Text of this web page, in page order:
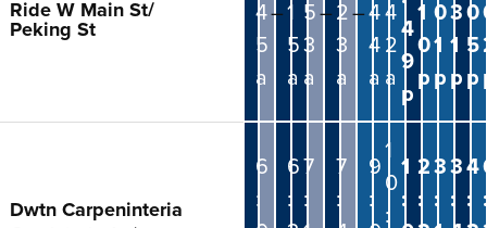
Ride W Main St/
Peking St
4
5
a
–1
5
a
5
3
a
–2
3
a
–4
4
a
4
2
a
4
9
p
1
0
p
0
1
p
3
1
p
0
5
p
Dwtn Carpeninteria
6
:
6
:
7
:
7
:
9
:
1
0
:
1
:
2
:
3
:
3
:
4
: :